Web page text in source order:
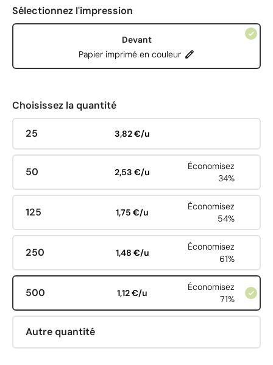
Sélectionnez l'impression
Devant
Papier imprimé en couleur
Choisissez la quantité
25 3,82 €/u
50 2,53 €/u
Économisez
34%
125 1,75 €/u
Économisez
54%
250 1,48 €/u
Économisez
61%
500 1,12 €/u
Économisez
71%
Autre quantité